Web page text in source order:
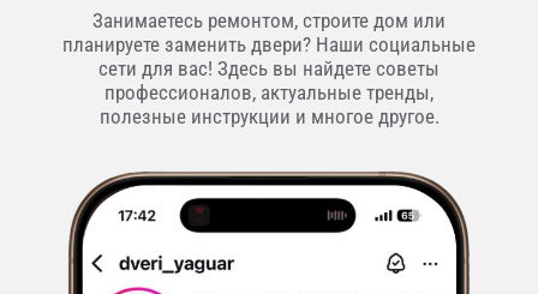
Занимаетесь ремонтом, строите дом или
планируете заменить двери? Наши социальные
сети для вас! Здесь вы найдете советы
профессионалов, актуальные тренды,
полезные инструкции и многое другое.